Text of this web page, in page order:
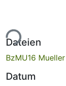
Dateien
BzMU16
Datum